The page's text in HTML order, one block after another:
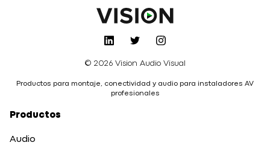
© 2026 Vision Audio Visual
Productos para montaje, conectividad y audio para instaladores AV
profesionales
Productos
Audio